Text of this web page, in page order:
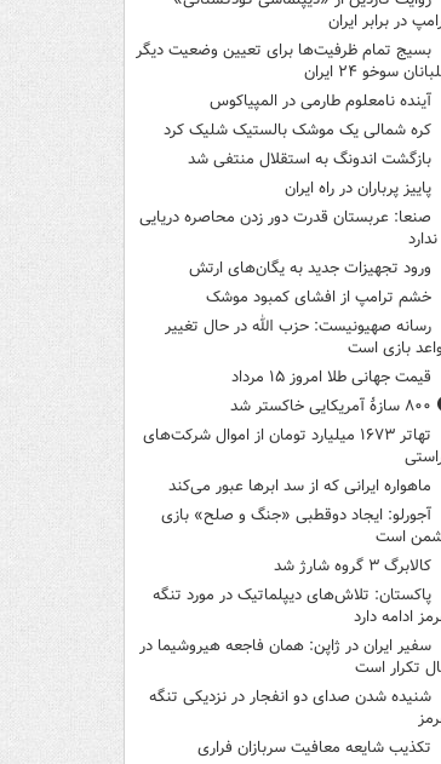
در برابر ایران
بسیج تمام ظرفیت‌ها برای تعیین وضعیت دیگر
سوخو ۲۴ ایران
آینده نامعلوم طارمی در المپیاکوس
کره شمالی یک موشک بالستیک شلیک کرد
بازگشت اندونگ به استقلال منتفی شد
پاییز پرباران در راه ایران
صنعا: عربستان قدرت دور زدن محاصره دریایی
ندارد
ورود تجهیزات جدید به یگان‌های ارتش
خشم ترامپ از افشای کمبود موشک
رسانه صهیونیست: حزب الله در حال تغییر
بازی است
قیمت جهانی طلا امروز ۱۵ مرداد
۸۰۰ سازۀ آمریکایی خاکستر شد
تهاتر ۱۶۷۳ میلیارد تومان از اموال شرکت‌های
ماهواره ایرانی که از سد ابرها عبور می‌کند
آجورلو: ایجاد دوقطبی «جنگ و صلح‌» بازی
است
کالابرگ ۳ گروه شارژ شد
پاکستان: تلاش‌های دیپلماتیک در مورد تنگه
ادامه دارد
سفیر ایران در ژاپن: همان فاجعه هیروشیما در
تکرار است
شنیده شدن صدای دو انفجار در نزدیکی تنگه
تکذیب شایعه معافیت سربازان فراری